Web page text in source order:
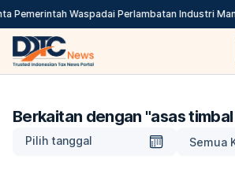
Pemerintah Waspadai Perlambatan Industri
Berkaitan dengan "asas
Pilih tanggal Semua